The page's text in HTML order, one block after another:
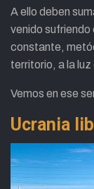
A ello deben
venido sufriendo
constante,
territorio, a la
Vemos en ese
Ucrania